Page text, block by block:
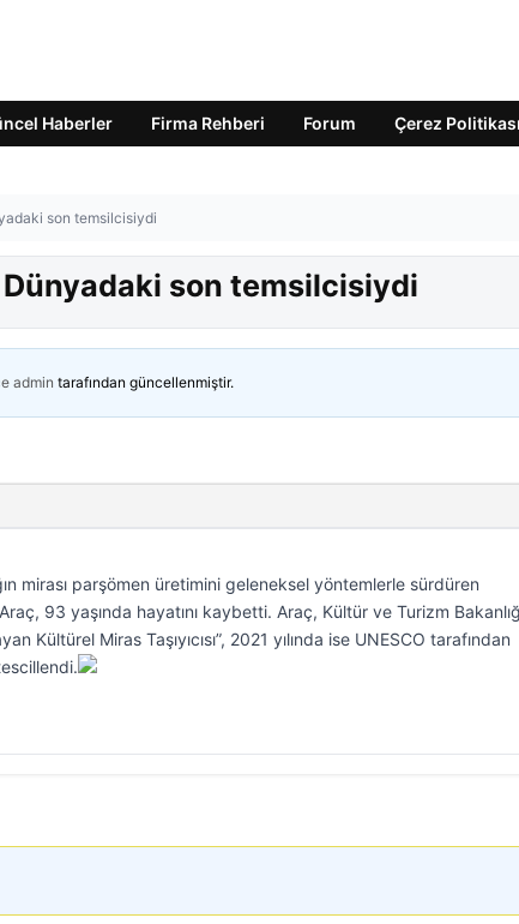
Haberler Firma Rehberi Forum Çerez Politikası
son temsilcisiydi
Dünyadaki son temsilcisiydi
admin tarafından güncellenmiştir.
mirası parşömen üretimini geleneksel yöntemlerle sürdüren
93 yaşında hayatını kaybetti. Araç, Kültür ve Turizm
Kültürel Miras Taşıyıcısı”, 2021 yılında ise UNESCO tarafından